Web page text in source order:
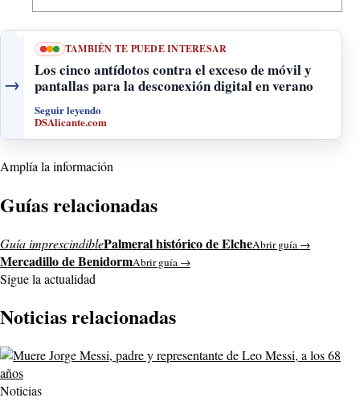
→
TAMBIÉN TE PUEDE INTERESAR
Los cinco antídotos contra el exceso de móvil y
pantallas para la desconexión digital en verano
Seguir leyendo
DSAlicante.com
Amplía la información
Guías relacionadas
Guía imprescindiblePalmeral histórico de ElcheAbrir guía →
Mercadillo de BenidormAbrir guía →
Sigue la actualidad
Noticias relacionadas
Noticias